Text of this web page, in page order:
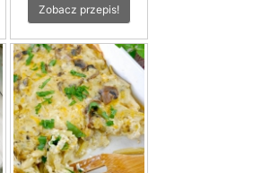
Zobacz przepis!